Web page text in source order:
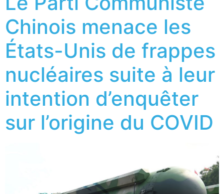
Chinois menace les
États-Unis de frappes
nucléaires suite à leur
intention d’enquêter
sur l’origine du COVID